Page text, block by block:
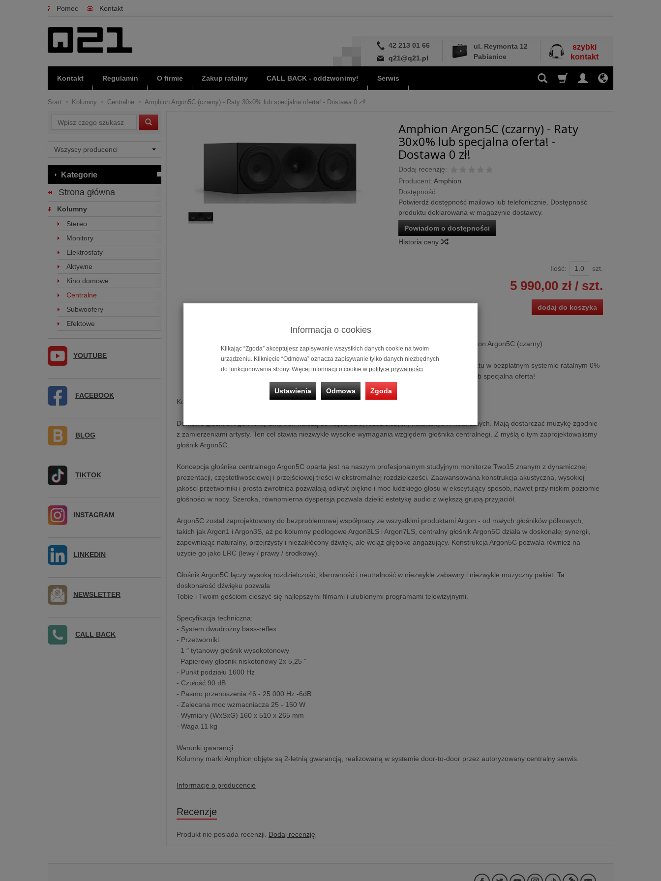
Pomoc Kontakt
42 213 01 66
q21@q21.pl
ul. Reymonta 12
Pabianice
szybki
kontakt
Kontakt Regulamin O firmie Zakup ratalny CALL BACK - oddzwonimy! Serwis
Start Kolumny Centralne Amphion Argon5C (czarny) - Raty 30x0% lub specjalna oferta! - Dostawa 0 zł!
Amphion Argon5C (czarny) - Raty
30x0% lub specjalna oferta! -
Dostawa 0 zł!
Dodaj recenzję:
Producent: Amphion
Dostępność:
Potwierdź dostępność mailowo lub telefonicznie. Dostępność
produktu deklarowana w magazynie dostawcy.
Powiadom o dostępności
Historia ceny
Ilość: szt.
5 990,00 zł/ szt.
dodaj do koszyka
Kolumna centralna Amphion Argon5C (czarny)
Możliwość zakupu produktu w bezpłatnym systemie ratalnym 0%
na 10, 20 i 30 miesięcy lub specjalna oferta!
Kolumna centralna Amphion Argon5C
Domowe głośniki Argon firmy amphion należą do najbardziej rozdzielczych, naturalnych i neutralnych. Mają dostarczać muzykę zgodnie
z zamierzeniami artysty. Ten cel stawia niezwykle wysokie wymagania względem głośnika centralnegi. Z myślą o tym zaprojektowaliśmy
głośnik Argon5C.
Koncepcja głośnika centralnego Argon5C oparta jest na naszym profesjonalnym studyjnym monitorze Two15 znanym z dynamicznej
prezentacji, częstotliwościowej i przejściowej treści w ekstremalnej rozdzielczości. Zaawansowana konstrukcja akustyczna, wysokiej
jakości przetworniki i prosta zwrotnica pozwalają odkryć piękno i moc ludzkiego głosu w ekscytujący sposób, nawet przy niskim poziomie
głośności w nocy. Szeroka, równomierna dyspersja pozwala dzielić estetykę audio z większą grupą przyjaciół.
Argon5C został zaprojektowany do bezproblemowej współpracy ze wszystkimi produktami Argon - od małych głośników półkowych,
takich jak Argon1 i Argon3S, aż po kolumny podłogowe Argon3LS i Argon7LS, centralny głośnik Argon5C działa w doskonałej synergii,
zapewniając naturalny, przejrzysty i niezakłócony dźwięk, ale wciąż głęboko angażujący. Konstrukcja Argon5C pozwala również na
użycie go jako LRC (lewy / prawy / środkowy).
Głośnik Argon5C łączy wysoką rozdzielczość, klarowność i neutralność w niezwykle zabawny i niezwykle muzyczny pakiet. Ta
doskonałość dźwięku pozwala
Tobie i Twoim gościom cieszyć się najlepszymi filmami i ulubionymi programami telewizyjnymi.
Specyfikacja techniczna:
- System dwudrożny bass-reflex
- Przetworniki:
1 ″ tytanowy głośnik wysokotonowy
Papierowy głośnik niskotonowy 2x 5,25 ”
- Punkt podziału 1600 Hz
- Czułość 90 dB
- Pasmo przenoszenia 46 - 25 000 Hz -6dB
- Zalecana moc wzmacniacza 25 - 150 W
- Wymiary (WxSxG) 160 x 510 x 265 mm
- Waga 11 kg
Warunki gwarancji:
Kolumny marki Amphion objęte są 2-letnią gwarancją, realizowaną w systemie door-to-door przez autoryzowany centralny serwis.
Informacje o producencie
Recenzje
Produkt nie posiada recenzji. Dodaj recenzję
Wyszukaj
Kategorie
Strona główna
Kolumny
Stereo
Monitory
Elektrostaty
Aktywne
Kino domowe
Centralne
Subwoofery
Efektowe
YOUTUBE
FACEBOOK
BLOG
TIKTOK
INSTAGRAM
LINKEDIN
NEWSLETTER
CALL BACK
Informacja o cookies
Klikając “Zgoda” akceptujesz zapisywanie wszystkich danych cookie na twoim
urządzeniu. Kliknięcie “Odmowa” oznacza zapisywanie tylko danych niezbędnych
do funkcjonowania strony. Więcej informacji o cookie w polityce prywatności.
Ustawienia Odmowa Zgoda